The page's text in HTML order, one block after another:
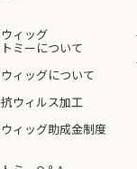
ィッグ
ミーについて
ィッグについて
ウィルス加工
ィッグ助成金制度